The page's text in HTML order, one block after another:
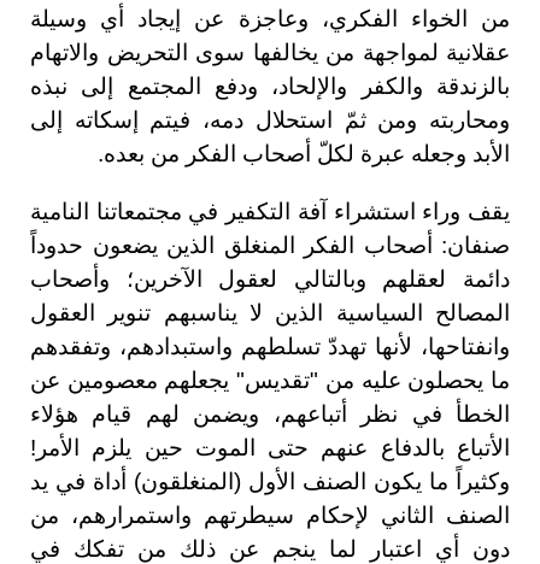
من الخواء الفكري، وعاجزة عن إيجاد أي وسيلة
عقلانية لمواجهة من يخالفها سوى التحريض والاتهام
بالزندقة والكفر والإلحاد، ودفع المجتمع إلى نبذه
ومحاربته ومن ثمّ استحلال دمه، فيتم إسكاته إلى
الأبد وجعله عبرة لكلّ أصحاب الفكر من بعده.
يقف وراء استشراء آفة التكفير في مجتمعاتنا النامية
صنفان: أصحاب الفكر المنغلق الذين يضعون حدوداً
دائمة لعقلهم وبالتالي لعقول الآخرين؛ وأصحاب
المصالح السياسية الذين لا يناسبهم تنوير العقول
وانفتاحها، لأنها تهددّ تسلطهم واستبدادهم، وتفقدهم
ما يحصلون عليه من "تقديس" يجعلهم معصومين عن
الخطأ في نظر أتباعهم، ويضمن لهم قيام هؤلاء
الأتباع بالدفاع عنهم حتى الموت حين يلزم الأمر!
وكثيراً ما يكون الصنف الأول (المنغلقون) أداة في يد
الصنف الثاني لإحكام سيطرتهم واستمرارهم، من
دون أي اعتبار لما ينجم عن ذلك من تفكك في